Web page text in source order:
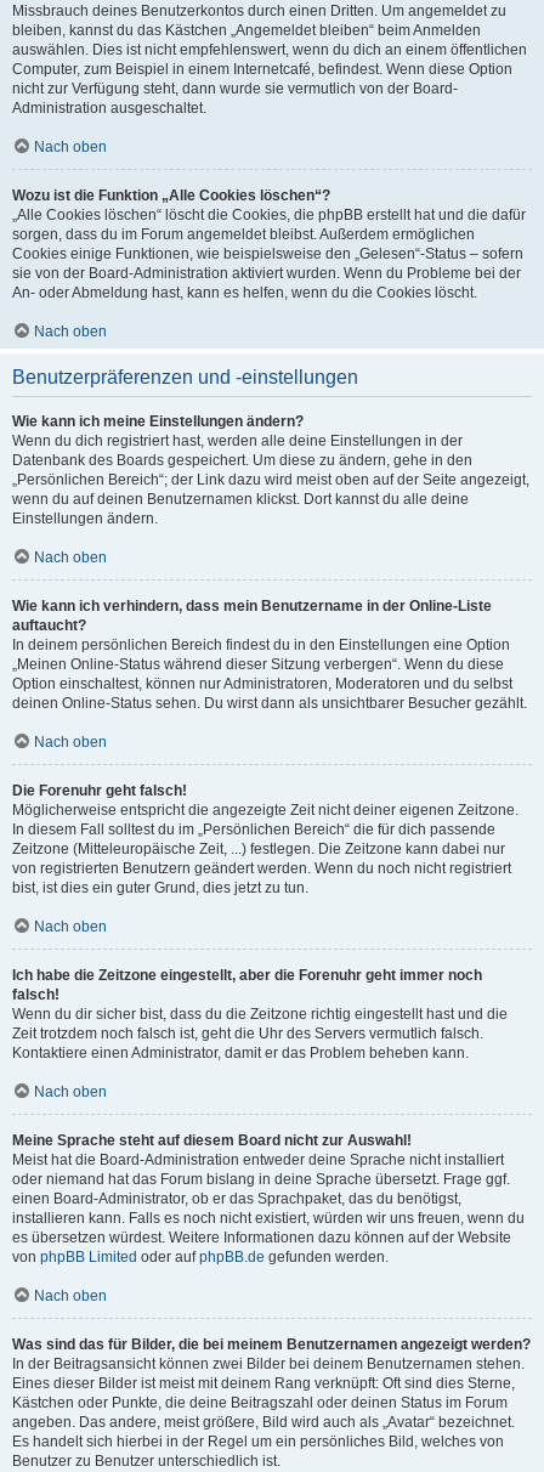
Missbrauch deines Benutzerkontos durch einen Dritten. Um angemeldet zu
bleiben, kannst du das Kästchen „Angemeldet bleiben“ beim Anmelden
auswählen. Dies ist nicht empfehlenswert, wenn du dich an einem öffentlichen
Computer, zum Beispiel in einem Internetcafé, befindest. Wenn diese Option
nicht zur Verfügung steht, dann wurde sie vermutlich von der Board-
Administration ausgeschaltet.
Nach oben
Wozu ist die Funktion „Alle Cookies löschen“?
„Alle Cookies löschen“ löscht die Cookies, die phpBB erstellt hat und die dafür
sorgen, dass du im Forum angemeldet bleibst. Außerdem ermöglichen
Cookies einige Funktionen, wie beispielsweise den „Gelesen“-Status – sofern
sie von der Board-Administration aktiviert wurden. Wenn du Probleme bei der
An- oder Abmeldung hast, kann es helfen, wenn du die Cookies löscht.
Nach oben
Benutzerpräferenzen und -einstellungen
Wie kann ich meine Einstellungen ändern?
Wenn du dich registriert hast, werden alle deine Einstellungen in der
Datenbank des Boards gespeichert. Um diese zu ändern, gehe in den
„Persönlichen Bereich“; der Link dazu wird meist oben auf der Seite angezeigt,
wenn du auf deinen Benutzernamen klickst. Dort kannst du alle deine
Einstellungen ändern.
Nach oben
Wie kann ich verhindern, dass mein Benutzername in der Online-Liste
auftaucht?
In deinem persönlichen Bereich findest du in den Einstellungen eine Option
„Meinen Online-Status während dieser Sitzung verbergen“. Wenn du diese
Option einschaltest, können nur Administratoren, Moderatoren und du selbst
deinen Online-Status sehen. Du wirst dann als unsichtbarer Besucher gezählt.
Nach oben
Die Forenuhr geht falsch!
Möglicherweise entspricht die angezeigte Zeit nicht deiner eigenen Zeitzone.
In diesem Fall solltest du im „Persönlichen Bereich“ die für dich passende
Zeitzone (Mitteleuropäische Zeit, ...) festlegen. Die Zeitzone kann dabei nur
von registrierten Benutzern geändert werden. Wenn du noch nicht registriert
bist, ist dies ein guter Grund, dies jetzt zu tun.
Nach oben
Ich habe die Zeitzone eingestellt, aber die Forenuhr geht immer noch
falsch!
Wenn du dir sicher bist, dass du die Zeitzone richtig eingestellt hast und die
Zeit trotzdem noch falsch ist, geht die Uhr des Servers vermutlich falsch.
Kontaktiere einen Administrator, damit er das Problem beheben kann.
Nach oben
Meine Sprache steht auf diesem Board nicht zur Auswahl!
Meist hat die Board-Administration entweder deine Sprache nicht installiert
oder niemand hat das Forum bislang in deine Sprache übersetzt. Frage ggf.
einen Board-Administrator, ob er das Sprachpaket, das du benötigst,
installieren kann. Falls es noch nicht existiert, würden wir uns freuen, wenn du
es übersetzen würdest. Weitere Informationen dazu können auf der Website
von phpBB Limited oder aufphpBB.de gefunden werden.
Nach oben
Was sind das für Bilder, die bei meinem Benutzernamen angezeigt werden?
In der Beitragsansicht können zwei Bilder bei deinem Benutzernamen stehen.
Eines dieser Bilder ist meist mit deinem Rang verknüpft: Oft sind dies Sterne,
Kästchen oder Punkte, die deine Beitragszahl oder deinen Status im Forum
angeben. Das andere, meist größere, Bild wird auch als „Avatar“ bezeichnet.
Es handelt sich hierbei in der Regel um ein persönliches Bild, welches von
Benutzer zu Benutzer unterschiedlich ist.